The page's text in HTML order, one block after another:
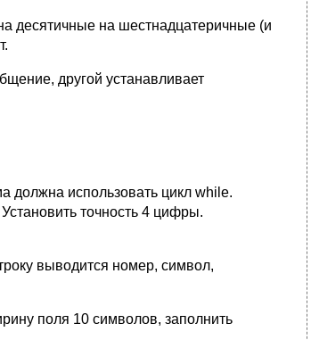
десятичные на шестнадцатеричные (и
другой устанавливает
должна использовать цикл while.
точность 4 цифры.
выводится номер, символ,
поля 10 символов, заполнить